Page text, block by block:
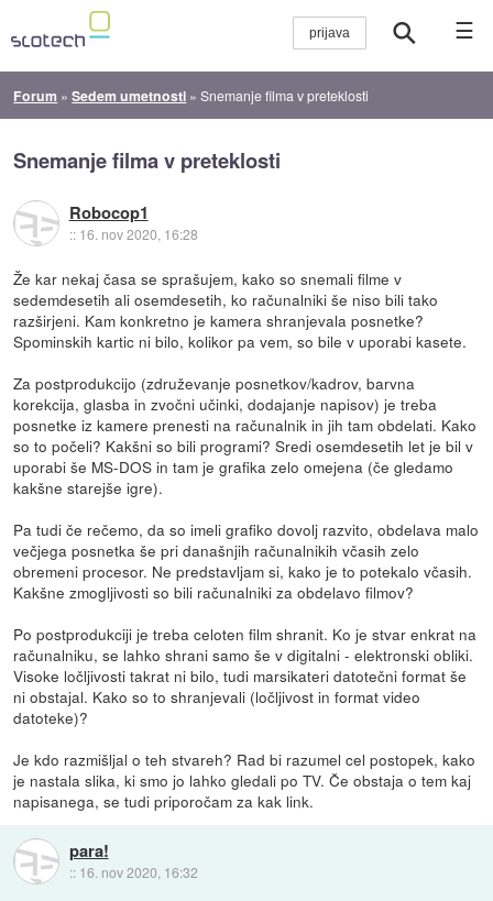
☰
Forum »Sedem umetnosti »Snemanje filma v preteklosti
Snemanje filma v preteklosti
Robocop1
:: 16. nov 2020, 16:28
Že kar nekaj časa se sprašujem, kako so snemali filme v
sedemdesetih ali osemdesetih, ko računalniki še niso bili tako
razširjeni. Kam konkretno je kamera shranjevala posnetke?
Spominskih kartic ni bilo, kolikor pa vem, so bile v uporabi kasete.
Za postprodukcijo (združevanje posnetkov/kadrov, barvna
korekcija, glasba in zvočni učinki, dodajanje napisov) je treba
posnetke iz kamere prenesti na računalnik in jih tam obdelati. Kako
so to počeli? Kakšni so bili programi? Sredi osemdesetih let je bil v
uporabi še MS-DOS in tam je grafika zelo omejena (če gledamo
kakšne starejše igre).
Pa tudi če rečemo, da so imeli grafiko dovolj razvito, obdelava malo
večjega posnetka še pri današnjih računalnikih včasih zelo
obremeni procesor. Ne predstavljam si, kako je to potekalo včasih.
Kakšne zmogljivosti so bili računalniki za obdelavo filmov?
Po postprodukciji je treba celoten film shranit. Ko je stvar enkrat na
računalniku, se lahko shrani samo še v digitalni - elektronski obliki.
Visoke ločljivosti takrat ni bilo, tudi marsikateri datotečni format še
ni obstajal. Kako so to shranjevali (ločljivost in format video
datoteke)?
Je kdo razmišljal o teh stvareh? Rad bi razumel cel postopek, kako
je nastala slika, ki smo jo lahko gledali po TV. Če obstaja o tem kaj
napisanega, se tudi priporočam za kak link.
para!
:: 16. nov 2020, 16:32